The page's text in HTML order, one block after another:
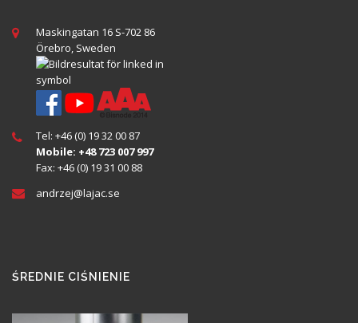
Maskingatan 16 S-702 86
Örebro, Sweden
Tel: +46 (0) 19 32 00 87
Mobile: +48 723 007 997
Fax: +46 (0) 19 31 00 88
andrzej@lajac.se
ŚREDNIE CIŚNIENIE